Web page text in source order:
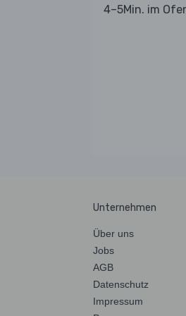
4–5Min. im
Unternehmen
Über uns
Jobs
AGB
Datenschutz
Impressum